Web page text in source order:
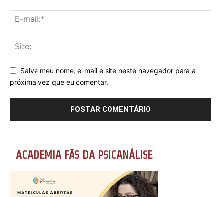
Salve meu nome, e-mail e site neste navegador para a
próxima vez que eu comentar.
ACADEMIA FÃS DA PSICANÁLISE